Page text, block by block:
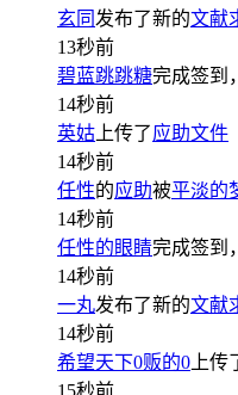
玄同 发布了新的文献
13秒前
碧蓝跳跳糖完成签到
14秒前
英姑 上传了应助文件
14秒前
任性的应助被平淡的
14秒前
任性的眼睛完成签到
14秒前
一丸发布了新的文献
14秒前
希望天下0贩的0 上传
15秒前